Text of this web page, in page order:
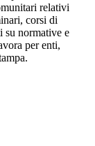
relativi
corsi di
su normative e
per enti,